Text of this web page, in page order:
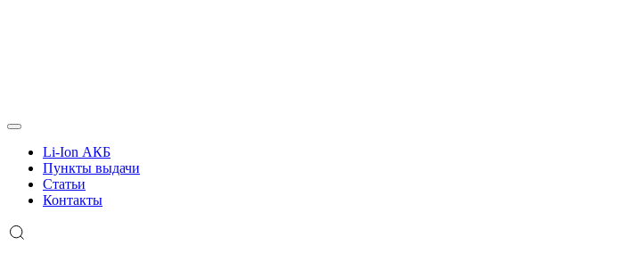
Li-Ion АКБ
Пункты выдачи
Статьи
Контакты